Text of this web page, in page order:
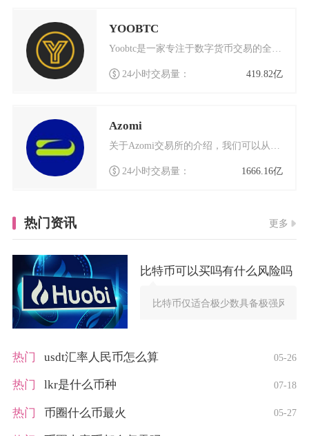
YOOBTC
Yoobtc是一家专注于数字货币交易的全球化平台，致力于为用户提供安全、高效的交易体验。作
24小时交易量： 419.82亿
Azomi
24小时交易量： 1666.16亿
热门资讯 更多
比特币可以买吗有什么风险吗
比特币仅适合极少数具备极强风险
热门 usdt汇率人民币怎么算 05-26
热门 lkr是什么币种 07-18
热门 币圈什么币最火 05-27